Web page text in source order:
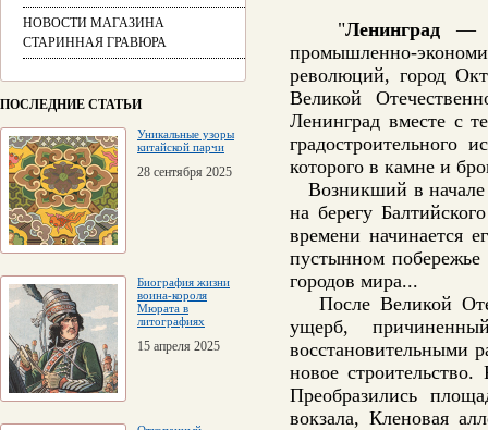
НОВОСТИ МАГАЗИНА
СТАРИННАЯ ГРАВЮРА
ПОСЛЕДНИЕ СТАТЬИ
Уникальные узоры
китайской парчи
28 сентября 2025
Биография жизни
воина-короля
Мюрата в
литографиях
15 апреля 2025
"Ленинград—
промышленно-
революций, город
Великой
Ленинград вместе с
градостроительного
которого в камне и
Возникший в начале
на берегу
времени начинается
пустынном
городов мира...
После Великой
ущерб,
восстановительными
новое
Преобразились
вокзала, Кленовая